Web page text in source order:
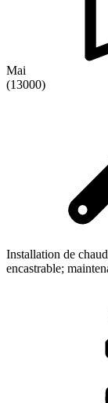
Mai
(13000)
Installation de
encastrable;